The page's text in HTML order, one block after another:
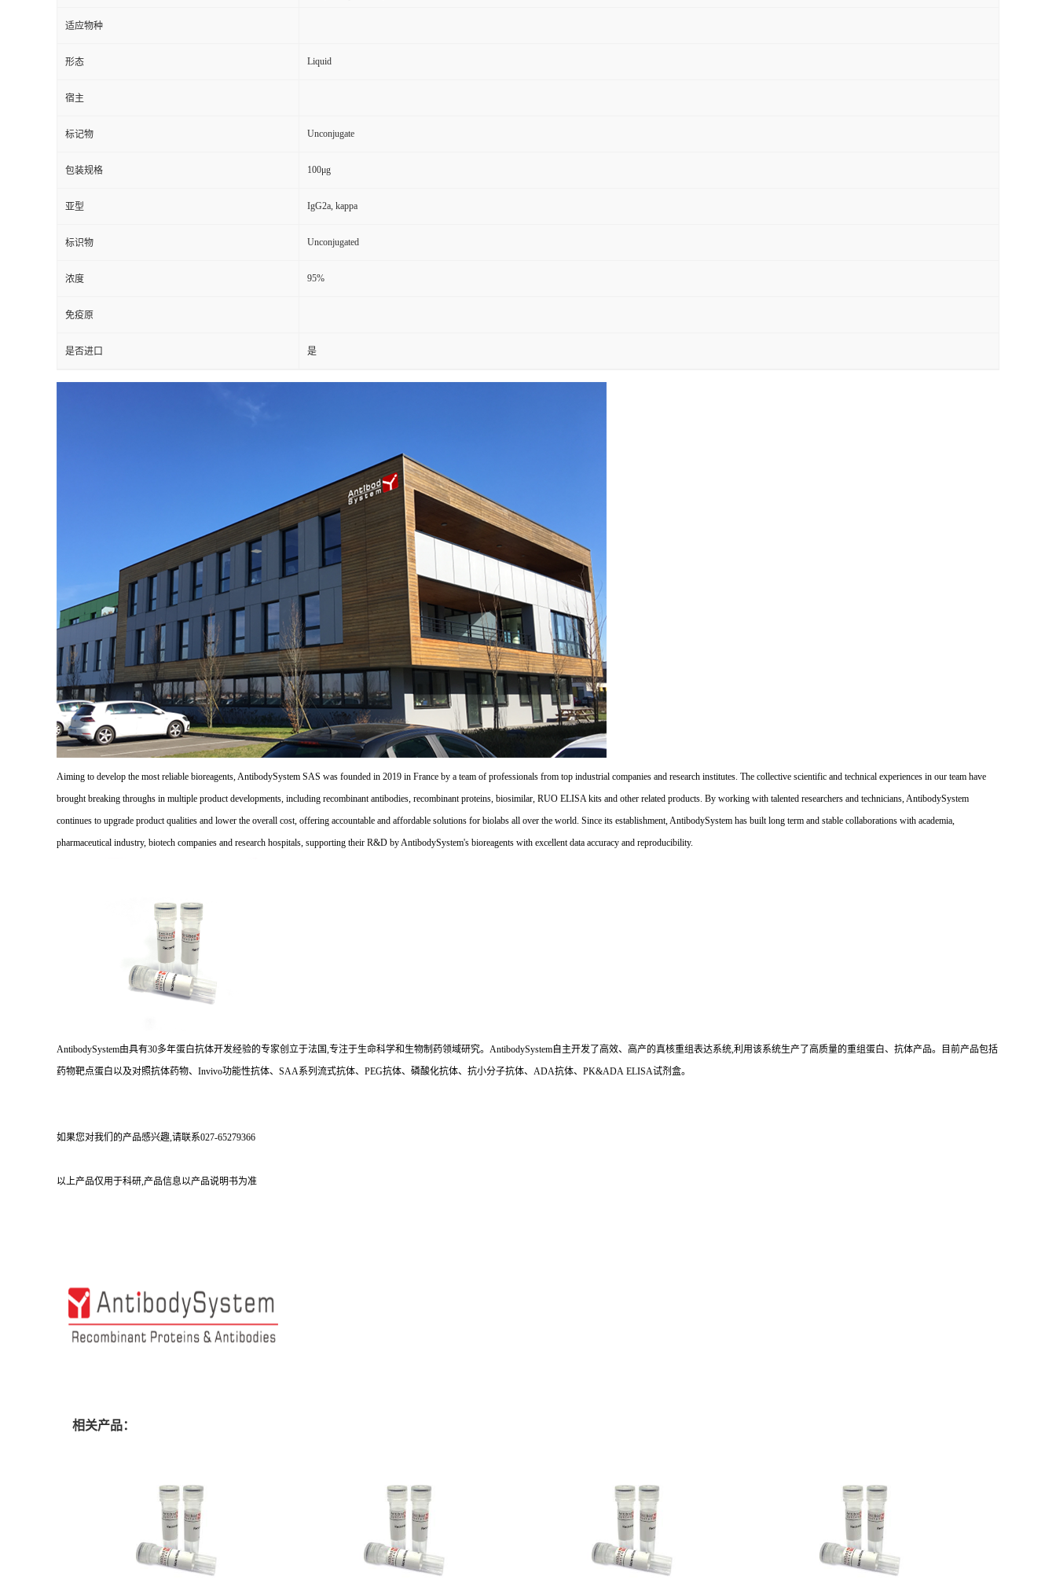
适应物种
形态 Liquid
宿主
标记物 Unconjugate
包装规格 100μg
亚型 IgG2a, kappa
标识物 Unconjugated
浓度 95%
免疫原
是否进口 是
Aiming to develop the most reliable bioreagents, AntibodySystem SAS was founded in 2019 in France by a team of professionals from top industrial companies and research institutes. The collective scientific and technical experiences in our team have
brought breaking throughs in multiple product developments, including recombinant antibodies, recombinant proteins, biosimilar, RUO ELISA kits and other related products. By working with talented researchers and technicians, AntibodySystem
continues to upgrade product qualities and lower the overall cost, offering accountable and affordable solutions for biolabs all over the world. Since its establishment, AntibodySystem has built long term and stable collaborations with academia,
pharmaceutical industry, biotech companies and research hospitals, supporting their R&D by AntibodySystem's bioreagents with excellent data accuracy and reproducibility.
AntibodySystem由具有30多年蛋白抗体开发经验的专家创立于法国,专注于生命科学和生物制药领域研究。AntibodySystem自主开发了高效、高产的真核重组表达系统,利用该系统生产了高质量的重组蛋白、抗体产品。目前产品包括
药物靶点蛋白以及对照抗体药物、Invivo功能性抗体、SAA系列流式抗体、PEG抗体、磷酸化抗体、抗小分子抗体、ADA抗体、PK&ADA ELISA试剂盒。
如果您对我们的产品感兴趣,请联系027-65279366
以上产品仅用于科研,产品信息以产品说明书为准
相关产品：